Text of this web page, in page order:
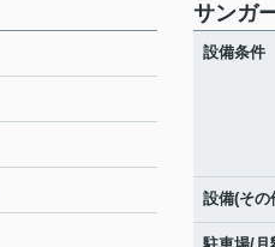
サンガ
設備条件
設備(その